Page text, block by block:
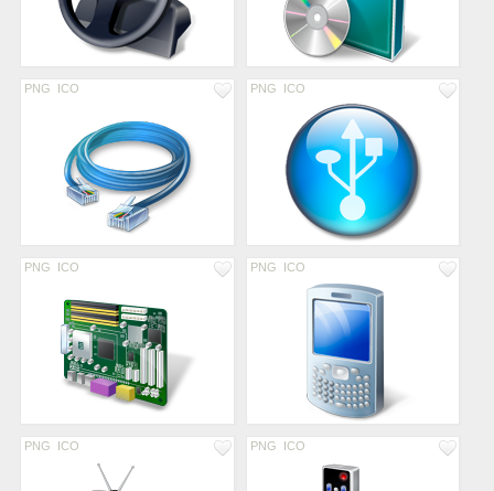
PNG ICO PNG ICO
PNG ICO PNG ICO
PNG ICO PNG ICO